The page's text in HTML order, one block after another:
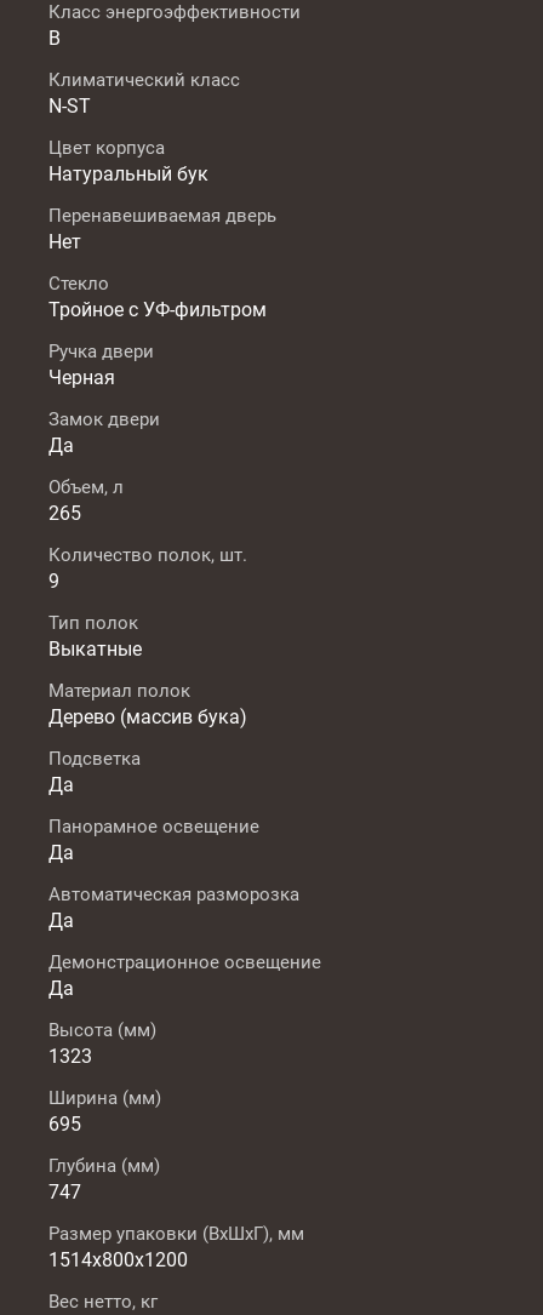
Класс энергоэффективности
B
Климатический класс
N-ST
Цвет корпуса
Натуральный бук
Перенавешиваемая дверь
Нет
Стекло
Тройное с УФ-фильтром
Ручка двери
Черная
Замок двери
Да
Объем, л
265
Количество полок, шт.
9
Тип полок
Выкатные
Материал полок
Дерево (массив бука)
Подсветка
Да
Панорамное освещение
Да
Автоматическая разморозка
Да
Демонстрационное освещение
Да
Высота (мм)
1323
Ширина (мм)
695
Глубина (мм)
747
Размер упаковки (ВxШxГ), мм
1514х800х1200
Вес нетто, кг